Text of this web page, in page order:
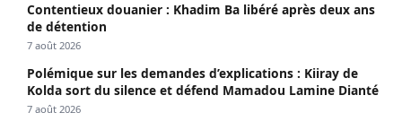
Contentieux douanier : Khadim Ba libéré après deux ans
de détention
7 août 2026
Polémique sur les demandes d’explications : Kiiray de
Kolda sort du silence et défend Mamadou Lamine Dianté
7 août 2026